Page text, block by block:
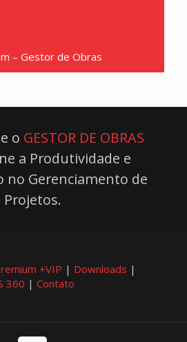
– Gestor de Obras
o GESTOR DE OBRAS
a Produtividade e
no Gerenciamento de
Projetos.
+VIP | Downloads |
360 | Contato